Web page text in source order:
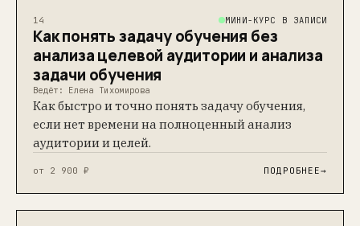
14 МИНИ-КУРС В ЗАПИСИ
Как понять задачу обучения без
анализа целевой аудитории и анализа
задачи обучения
Ведёт: Елена Тихомирова
Как быстро и точно понять задачу обучения,
если нет времени на полноценный анализ
аудитории и целей.
от 2 900 ₽ ПОДРОБНЕЕ→